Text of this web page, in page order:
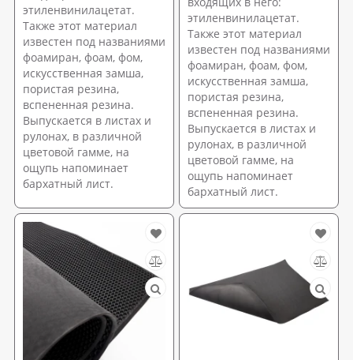
этиленвинилацетат.
Также этот материал
известен под названиями
фоамиран, фоам, фом,
искусственная замша,
пористая резина,
вспененная резина.
Выпускается в листах и
рулонах, в различной
цветовой гамме, на
ощупь напоминает
бархатный лист.
этиленвинилацетат.
Также этот материал
известен под названиями
фоамиран, фоам, фом,
искусственная замша,
пористая резина,
вспененная резина.
Выпускается в листах и
рулонах, в различной
цветовой гамме, на
ощупь напоминает
бархатный лист.